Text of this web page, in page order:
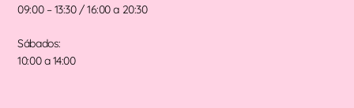
09:00 – 13:30 / 16:00 a 20:30
Sábados:
10:00 a 14:00